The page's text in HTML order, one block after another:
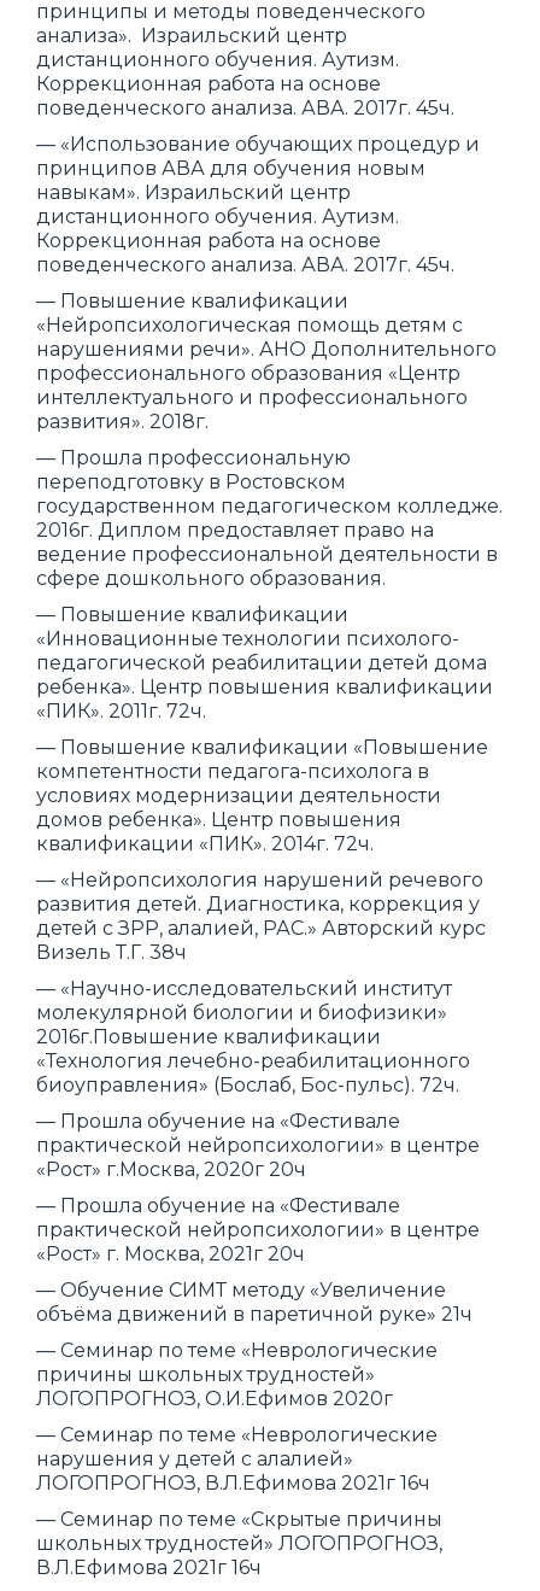
принципы и методы поведенческого
анализа». Израильский центр
дистанционного обучения. Аутизм.
Коррекционная работа на основе
поведенческого анализа. АВА. 2017г. 45ч.
— «Использование обучающих процедур и
принципов АВА для обучения новым
навыкам». Израильский центр
дистанционного обучения. Аутизм.
Коррекционная работа на основе
поведенческого анализа. АВА. 2017г. 45ч.
— Повышение квалификации
«Нейропсихологическая помощь детям с
нарушениями речи». АНО Дополнительного
профессионального образования «Центр
интеллектуального и профессионального
развития». 2018г.
— Прошла профессиональную
переподготовку в Ростовском
государственном педагогическом колледже.
2016г. Диплом предоставляет право на
ведение профессиональной деятельности в
сфере дошкольного образования.
— Повышение квалификации
«Инновационные технологии психолого-
педагогической реабилитации детей дома
ребенка». Центр повышения квалификации
«ПИК». 2011г. 72ч.
— Повышение квалификации «Повышение
компетентности педагога-психолога в
условиях модернизации деятельности
домов ребенка». Центр повышения
квалификации «ПИК». 2014г. 72ч.
— «Нейропсихология нарушений речевого
развития детей. Диагностика, коррекция у
детей с ЗРР, алалией, РАС.» Авторский курс
Визель Т.Г. 38ч
— «Научно-исследовательский институт
молекулярной биологии и биофизики»
2016г.Повышение квалификации
«Технология лечебно-реабилитационного
биоуправления» (Бослаб, Бос-пульс). 72ч.
— Прошла обучение на «Фестивале
практической нейропсихологии» в центре
«Рост» г.Москва, 2020г 20ч
— Прошла обучение на «Фестивале
практической нейропсихологии» в центре
«Рост» г. Москва, 2021г 20ч
— Обучение СИМТ методу «Увеличение
объёма движений в паретичной руке» 21ч
— Семинар по теме «Неврологические
причины школьных трудностей»
ЛОГОПРОГНОЗ, О.И.Ефимов 2020г
— Семинар по теме «Неврологические
нарушения у детей с алалией»
ЛОГОПРОГНОЗ, В.Л.Ефимова 2021г 16ч
— Семинар по теме «Скрытые причины
школьных трудностей» ЛОГОПРОГНОЗ,
В.Л.Ефимова 2021г 16ч